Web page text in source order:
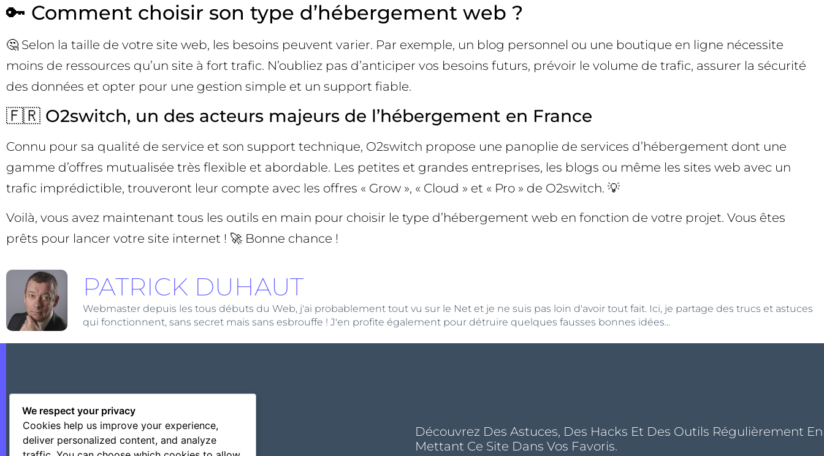
🔑 Comment choisir son type d’hébergement web ?
🤔 Selon la taille de votre site web, les besoins peuvent varier. Par exemple, un blog personnel ou une boutique en ligne nécessite
moins de ressources qu’un site à fort trafic. N’oubliez pas d’anticiper vos besoins futurs, prévoir le volume de trafic, assurer la sécurité
des données et opter pour une gestion simple et un support fiable.
🇫🇷 O2switch, un des acteurs majeurs de l’hébergement en France
Connu pour sa qualité de service et son support technique, O2switch propose une panoplie de services d’hébergement dont une
gamme d’offres mutualisée très flexible et abordable. Les petites et grandes entreprises, les blogs ou même les sites web avec un
trafic imprédictible, trouveront leur compte avec les offres « Grow », « Cloud » et « Pro » de O2switch. 💡
Voilà, vous avez maintenant tous les outils en main pour choisir le type d’hébergement web en fonction de votre projet. Vous êtes
prêts pour lancer votre site internet ! 🚀 Bonne chance !
PATRICK DUHAUT
Webmaster depuis les tous débuts du Web, j'ai probablement tout vu sur le Net et je ne suis pas loin d'avoir tout fait. Ici, je partage des trucs et astuces
qui fonctionnent, sans secret mais sans esbrouffe ! J'en profite également pour détruire quelques fausses bonnes idées...
Découvrez Des Astuces, Des Hacks Et Des Outils Régulièrement En
Mettant Ce Site Dans Vos Favoris.
We respect your privacy
Cookies help us improve your experience,
deliver personalized content, and analyze